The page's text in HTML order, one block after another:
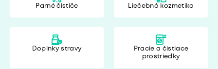
Parné čističe Liečebná kozmetika
Doplnky stravy
Pracie a čistiace
prostriedky